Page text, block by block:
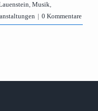
, Musik,
| 0 Kommentare